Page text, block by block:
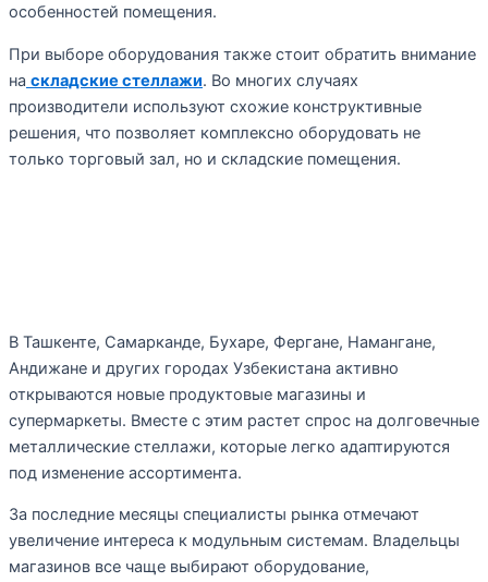
особенностей помещения.
При выборе оборудования также стоит обратить внимание
на складские стеллажи. Во многих случаях
производители используют схожие конструктивные
решения, что позволяет комплексно оборудовать не
только торговый зал, но и складские помещения.
В Ташкенте, Самарканде, Бухаре, Фергане, Намангане,
Андижане и других городах Узбекистана активно
открываются новые продуктовые магазины и
супермаркеты. Вместе с этим растет спрос на долговечные
металлические стеллажи, которые легко адаптируются
под изменение ассортимента.
За последние месяцы специалисты рынка отмечают
увеличение интереса к модульным системам. Владельцы
магазинов все чаще выбирают оборудование,